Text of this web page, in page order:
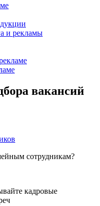
и рекламы
вакансий
сотрудникам?
кадровые